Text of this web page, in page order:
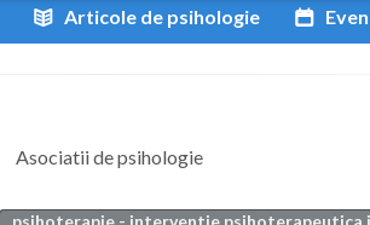
Articole de psihologie
Asociatii de psihologie
psihoterapie - interventie psihoterapeutica